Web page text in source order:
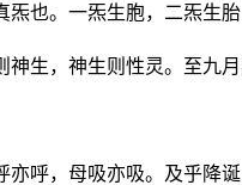
也。一炁生胞，二炁生
生，神生则性灵。至九
呼，母吸亦吸。及乎降